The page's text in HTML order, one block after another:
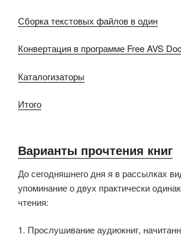
Сборка текстовых файлов в один
Конвертация в программе Free AVS
Каталогизаторы
Итого
Варианты прочтения книг
До сегодняшнего дня я в рассылках
упоминание о двух практически
чтения:
1. Прослушивание аудиокниг,